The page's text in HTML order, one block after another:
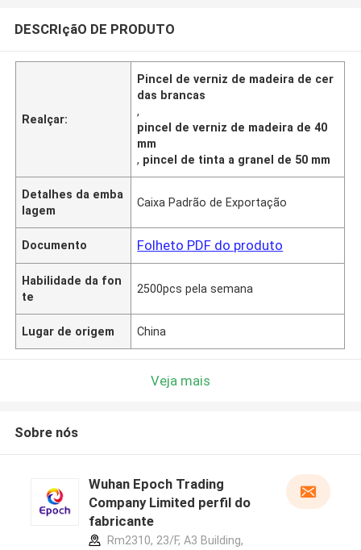
DESCRIçãO DE PRODUTO
Realçar:
Pincel de verniz de madeira de cer
das brancas
,
pincel de verniz de madeira de 40
mm
, pincel de tinta a granel de 50 mm
Detalhes da emba
lagem
Caixa Padrão de Exportação
Documento Folheto PDF do produto
Habilidade da fon
te
2500pcs pela semana
Lugar de origem China
Veja mais
Sobre nós
Wuhan Epoch Trading
Company Limited perfil do
fabricante
Rm2310, 23/F, A3 Building,